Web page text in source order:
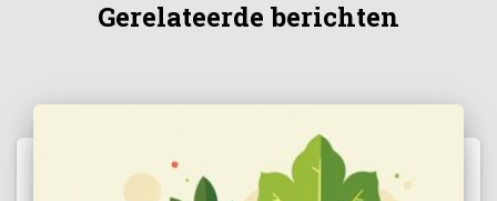
Gerelateerde berichten